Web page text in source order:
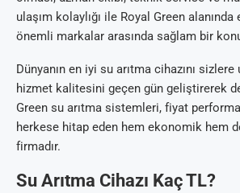
ulaşım kolaylığı ile Royal Green
önemli markalar arasında sağlam bir
Dünyanın en iyi su arıtma cihazını
hizmet kalitesini geçen gün geliştirerek
Green su arıtma sistemleri, fiyat
herkese hitap eden hem ekonomik hem
firmadır.
Su Arıtma Cihazı Kaç TL?